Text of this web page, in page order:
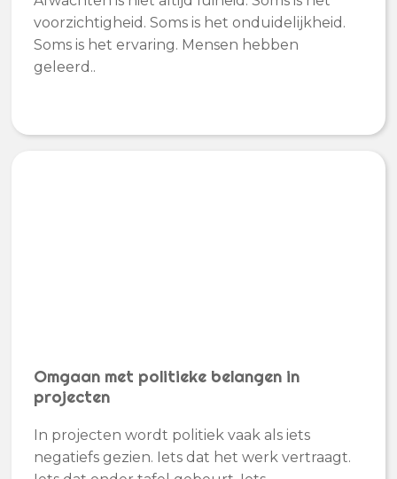
voorzichtigheid. Soms is het onduidelijkheid.
Soms is het ervaring. Mensen hebben
geleerd..
Omgaan met politieke belangen in
projecten
In projecten wordt politiek vaak als iets
negatiefs gezien. Iets dat het werk vertraagt.